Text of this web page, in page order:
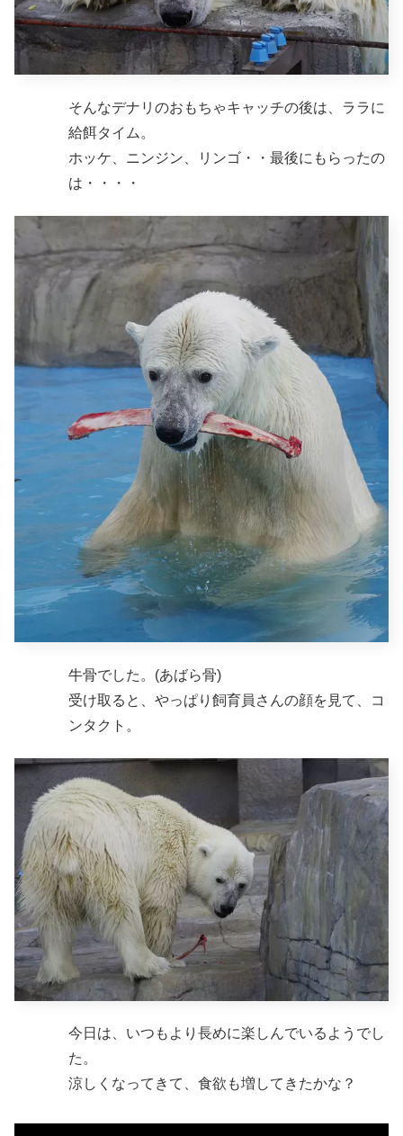
そんなデナリのおもちゃキャッチの後は、ララに
給餌タイム。
ホッケ、ニンジン、リンゴ・・最後にもらったの
は・・・・
牛骨でした。(あばら骨)
受け取ると、やっぱり飼育員さんの顔を見て、コ
ンタクト。
今日は、いつもより長めに楽しんでいるようでし
た。
涼しくなってきて、食欲も増してきたかな？